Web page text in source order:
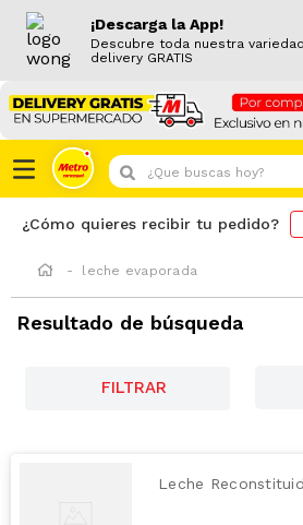
¡Descarga la App!
Descubre toda nuestra
delivery GRATIS
¿Que buscas hoy?
¿Cómo quieres recibir tu pedido?
leche evaporada
Resultado de búsqueda
FILTRAR
Leche